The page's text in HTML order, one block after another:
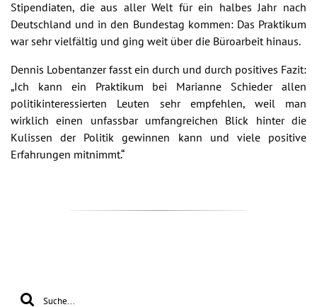
Stipendiaten, die aus aller Welt für ein halbes Jahr nach
Deutschland und in den Bundestag kommen: Das Praktikum
war sehr vielfältig und ging weit über die Büroarbeit hinaus.
Dennis Lobentanzer fasst ein durch und durch positives Fazit:
„Ich kann ein Praktikum bei Marianne Schieder allen
politikinteressierten Leuten sehr empfehlen, weil man
wirklich einen unfassbar umfangreichen Blick hinter die
Kulissen der Politik gewinnen kann und viele positive
Erfahrungen mitnimmt.“